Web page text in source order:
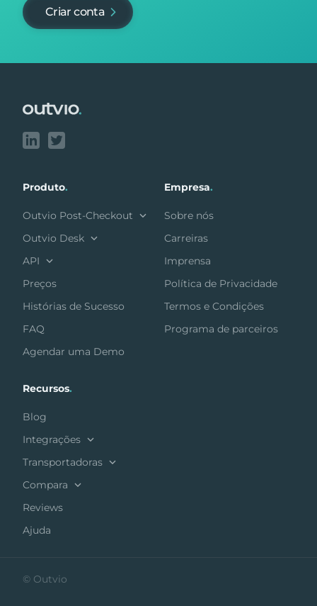
Criar conta
Produto.
Outvio Post-Checkout
Outvio Desk
API
Preços
Histórias de Sucesso
FAQ
Agendar uma Demo
Empresa.
Sobre nós
Carreiras
Imprensa
Política de Privacidade
Termos e Condições
Programa de parceiros
Recursos.
Blog
Integrações
Transportadoras
Compara
Reviews
Ajuda
© Outvio